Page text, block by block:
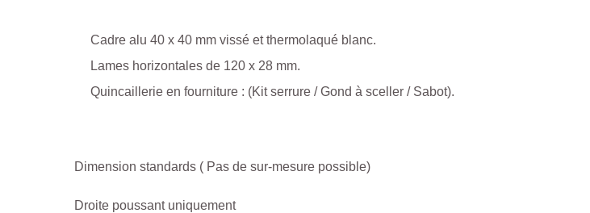
Cadre alu 40 x 40 mm vissé et thermolaqué blanc.
Lames horizontales de 120 x 28 mm.
Quincaillerie en fourniture : (Kit serrure / Gond à sceller / Sabot).
Dimension standards ( Pas de sur-mesure possible)
Droite poussant uniquement